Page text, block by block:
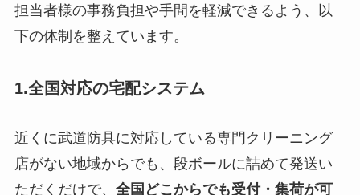
担当者様の事務負担や手間を軽減できるよう、以
下の体制を整えています。
1.全国対応の宅配システム
近くに武道防具に対応している専門クリーニング
店がない地域からでも、段ボールに詰めて発送い
ただくだけで、 全国どこからでも受付・集荷が可